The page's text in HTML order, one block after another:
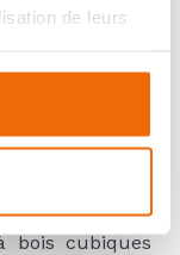
de leurs
répandue
distingue par
droites et sa
bois cubiques